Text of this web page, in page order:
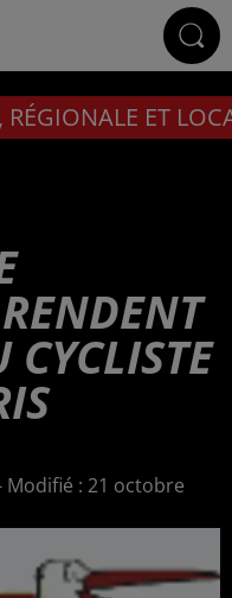
ET
Modifié : 21 octobre